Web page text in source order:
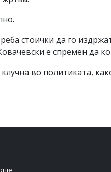
стоички да го
е спремен да
во политиката,